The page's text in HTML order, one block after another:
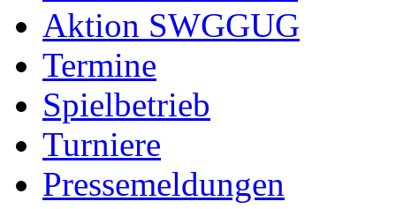
Aktion SWGGUG
Termine
Spielbetrieb
Turniere
Pressemeldungen